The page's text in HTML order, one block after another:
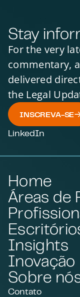
Stay
For the very
commentary,
delivered
the Legal
INSCREVA-SE
LinkedIn
Home
Áreas de
Insights
Inovação
Sobre
Contato